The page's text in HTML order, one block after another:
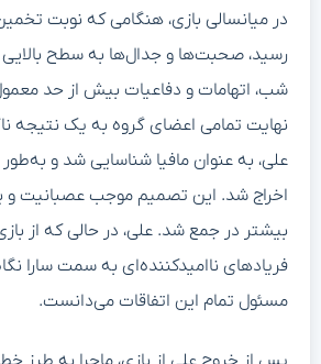
در میانسالی بازی، هنگامی که نوبت
رسید، صحبت‌ها و جدال‌ها به سطح
شب، اتهامات و دفاعیات بیش از حد
نهایت تمامی اعضای گروه به یک نتیجه
علی، به عنوان مافیا شناسایی شد و به‌طور
اخراج شد. این تصمیم موجب عصبانیت و
بیشتر در جمع شد. علی، در حالی که از
فریادهای ناامیدکننده‌ای به سمت سارا
مسئول تمام این اتفاقات می‌دانست.